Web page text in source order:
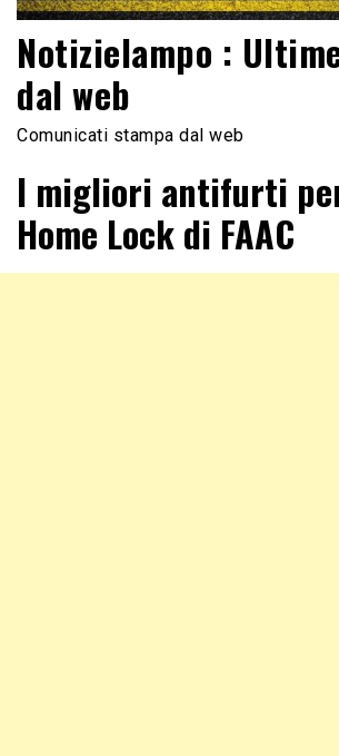
Notizielampo :
dal web
Comunicati stampa dal web
I migliori antifurti
Home Lock di FAAC